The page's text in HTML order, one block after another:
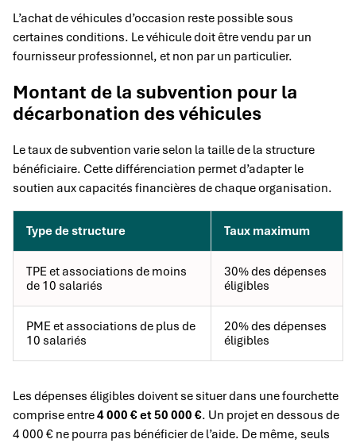
L’achat de véhicules d’occasion reste possible sous
certaines conditions. Le véhicule doit être vendu par un
fournisseur professionnel, et non par un particulier.
Montant de la subvention pour la
décarbonation des véhicules
Le taux de subvention varie selon la taille de la structure
bénéficiaire. Cette différenciation permet d’adapter le
soutien aux capacités financières de chaque organisation.
Type de structure Taux maximum
TPE et associations de moins
de 10 salariés
30% des dépenses
éligibles
PME et associations de plus de
10 salariés
20% des dépenses
éligibles
Les dépenses éligibles doivent se situer dans une fourchette
comprise entre4 000 € et 50 000 €. Un projet en dessous de
4 000 € ne pourra pas bénéficier de l’aide. De même, seuls